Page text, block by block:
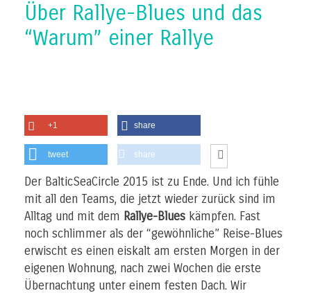
Über Rallye-Blues und das
“Warum” einer Rallye
+1 share
tweet share
Der BalticSeaCircle 2015 ist zu Ende. Und ich fühle
mit all den Teams, die jetzt wieder zurück sind im
Alltag und mit dem Rallye-Blues kämpfen. Fast
noch schlimmer als der “gewöhnliche” Reise-Blues
erwischt es einen eiskalt am ersten Morgen in der
eigenen Wohnung, nach zwei Wochen die erste
Übernachtung unter einem festen Dach. Wir